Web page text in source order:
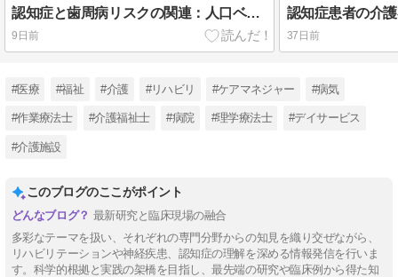
認知症と歯周病リスクの関連：人口ベースのコホート研究
9日前 37日前
#医療 #福祉 #介護 #リハビリ #ケアマネジャー #病気
#作業療法士 #介護福祉士 #病院 #理学療法士 #デイサービス
#介護施設
このブログのここがポイント
最新研究と臨床現場の融合
多彩なテーマを扱い、それぞれの専門分野からの知見を織り交ぜながら、
リハビリテーションや神経疾患、認知症の理解を深める情報発信を行いま
す。科学的根拠と実践の架橋を目指し、最先端の研究や臨床例から得た知